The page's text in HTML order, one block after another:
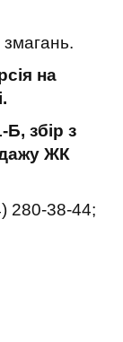
змагань.
на
збір з
ЖК
280-38-44;